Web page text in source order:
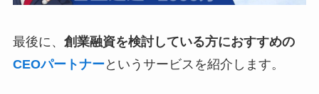
最後に、 創業融資を検討している方におすすめの
CEOパートナーというサービスを紹介します。